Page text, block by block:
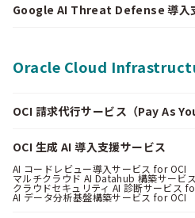
Google AI Threat Defense 導入
Oracle Cloud
OCI 請求代行サービス（Pay As
OCI 生成 AI 導入支援サービス
AI コードレビュー導入サービス for OCI
マルチクラウド AI Datahub 構築サービ
クラウドセキュリティ AI 診断サービス
AI データ分析基盤構築サービス for OCI